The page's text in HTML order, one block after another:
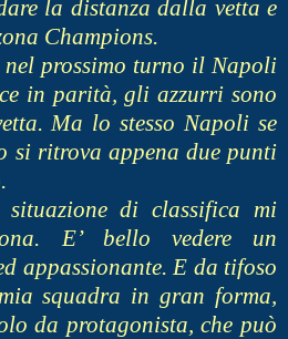
la distanza dalla vetta e
Champions.
nel prossimo turno il Napoli
in parità, gli azzurri sono
Ma lo stesso Napoli se
si ritrova appena due punti
di classifica mi
E’ bello vedere un
appassionante. E da tifoso
squadra in gran forma,
da protagonista, che può